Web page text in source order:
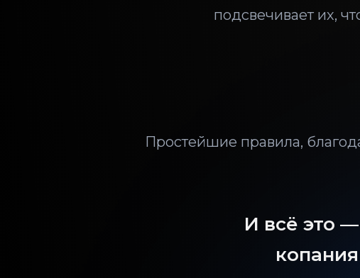
подсвечивает их,
Простейшие правила,
И всё это